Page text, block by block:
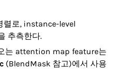
렬로, instance-level
추측한다.
는 attention map feature는
(BlendMask 참고)에서 사용